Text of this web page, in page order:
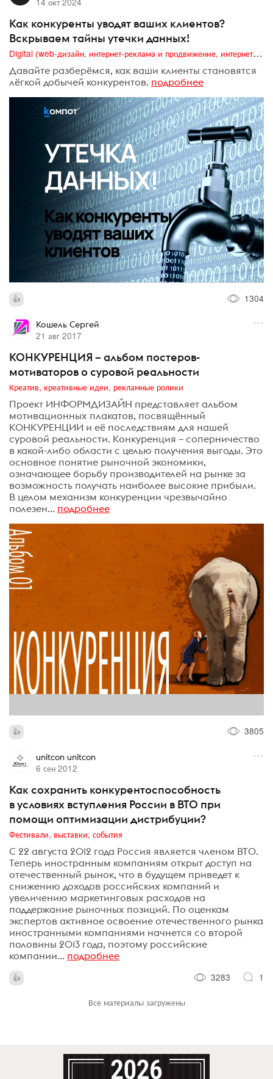
Как конкуренты уводят ваших клиентов?
Вскрываем тайны утечки данных!
Digital (web-дизайн, интернет-реклама и продвижение, интернет-сообщества и блоги, интернет-коммуникации, мобильный маркетинг, реклама на цифровых экранах)
Давайте разберёмся, как ваши клиенты становятся
лёгкой добычей конкурентов. подробнее
1304
Кошель Сергей
21 авг 2017
КОНКУРЕНЦИЯ – альбом постеров-
мотиваторов о суровой реальности
Креатив, креативные идеи, рекламные ролики
Проект ИНФОРМДИЗАЙН представляет альбом
мотивационных плакатов, посвящённый
КОНКУРЕНЦИИ и её последствиям для нашей
суровой реальности. Конкуренция – соперничество
в какой-либо области с целью получения выгоды. Это
основное понятие рыночной экономики,
означающее борьбу производителей на рынке за
возможность получать наиболее высокие прибыли.
В целом механизм конкуренции чрезвычайно
полезен... подробнее
3805
unitcon unitcon
6 сен 2012
Как сохранить конкурентоспособность
в условиях вступления России в ВТО при
помощи оптимизации дистрибуции?
Фестивали, выставки, события
С 22 августа 2012 года Россия является членом ВТО.
Теперь иностранным компаниям открыт доступ на
отечественный рынок, что в будущем приведет к
снижению доходов российских компаний и
увеличению маркетинговых расходов на
поддержание рыночных позиций. По оценкам
экспертов активное освоение отечественного рынка
иностранными компаниями начнется со второй
половины 2013 года, поэтому российские
компании... подробнее
3283
1
Все материалы загружены